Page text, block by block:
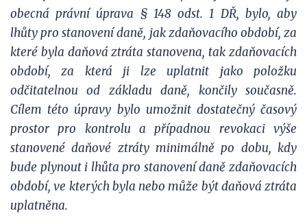
obecná právní úprava § 148 odst. 1 DŘ, bylo, aby
lhůty pro stanovení daně, jak zdaňovacího období, za
které byla daňová ztráta stanovena, tak zdaňovacích
období, za která ji lze uplatnit jako položku
odčitatelnou od základu daně, končily současně.
Cílem této úpravy bylo umožnit dostatečný časový
prostor pro kontrolu a případnou revokaci výše
stanovené daňové ztráty minimálně po dobu, kdy
bude plynout i lhůta pro stanovení daně zdaňovacích
období, ve kterých byla nebo může být daňová ztráta
uplatněna.